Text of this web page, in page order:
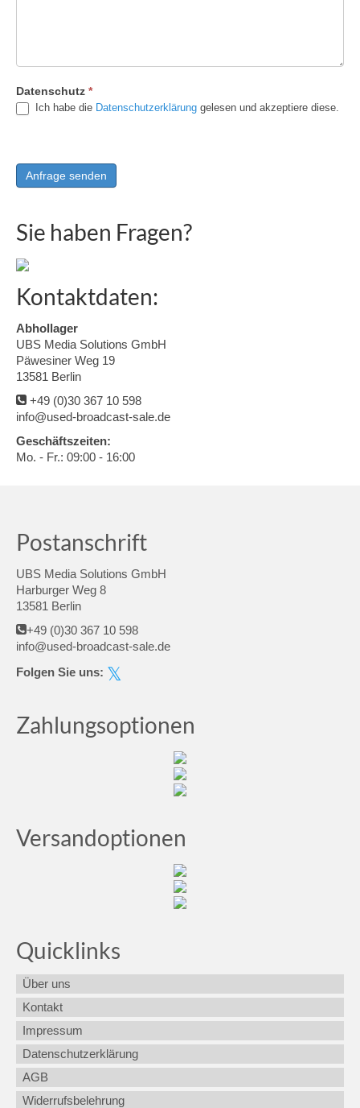
Datenschutz *
Ich habe die Datenschutzerklärung gelesen und akzeptiere diese.
Sie haben Fragen?
Kontaktdaten:
Abhollager
UBS Media Solutions GmbH
Päwesiner Weg 19
13581 Berlin
+49 (0)30 367 10 598
info@used-broadcast-sale.de
Geschäftszeiten:
Mo. - Fr.: 09:00 - 16:00
Postanschrift
UBS Media Solutions GmbH
Harburger Weg 8
13581 Berlin
+49 (0)30 367 10 598
info@used-broadcast-sale.de
Folgen Sie uns:
Zahlungsoptionen
Versandoptionen
Quicklinks
Über uns
Kontakt
Impressum
Datenschutzerklärung
AGB
Widerrufsbelehrung